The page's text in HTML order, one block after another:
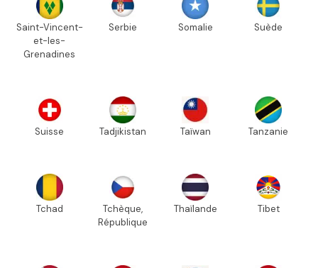
Saint-Vincent-
et-les-
Grenadines
Serbie Somalie Suède
Suisse Tadjikistan Taïwan Tanzanie
Tchad
Tchèque,
République
Thaïlande Tibet